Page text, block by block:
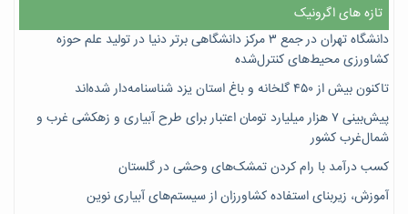
تازه های اگرونیک
دانشگاه تهران در جمع ۳ مرکز دانشگاهی برتر دنیا در تولید علم حوزه
کشاورزی محیط‌های کنترل‌شده
تاکنون بیش از ۴۵۰ گلخانه و باغ استان یزد شناسنامه‌دار شده‌اند
پیش‌بینی ۷‌ هزار میلیارد تومان اعتبار برای طرح آبیاری و زهکشی غرب و
شمال‌غرب کشور
کسب درآمد با رام کردن تمشک‌های وحشی در گلستان
آموزش، زیربنای استفاده کشاورزان از سیستم‌های آبیاری نوین